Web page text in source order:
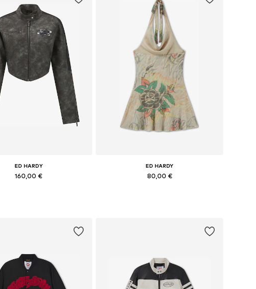
ED HARDY
160,00 €
ED HARDY
80,00 €